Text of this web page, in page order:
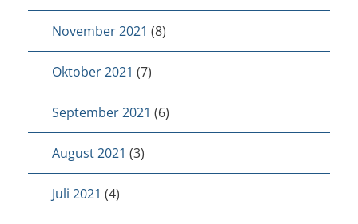
November 2021 (8)
Oktober 2021 (7)
September 2021 (6)
August 2021 (3)
Juli 2021 (4)